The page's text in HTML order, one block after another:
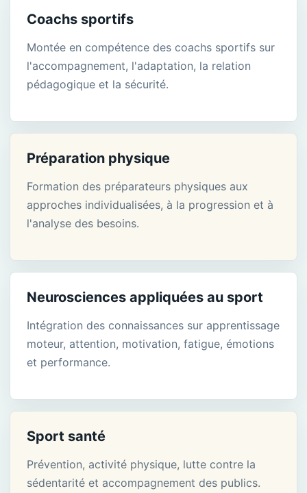
Coachs sportifs
Montée en compétence des coachs sportifs sur
l'accompagnement, l'adaptation, la relation
pédagogique et la sécurité.
Préparation physique
Formation des préparateurs physiques aux
approches individualisées, à la progression et à
l'analyse des besoins.
Neurosciences appliquées au sport
Intégration des connaissances sur apprentissage
moteur, attention, motivation, fatigue, émotions
et performance.
Sport santé
Prévention, activité physique, lutte contre la
sédentarité et accompagnement des publics.